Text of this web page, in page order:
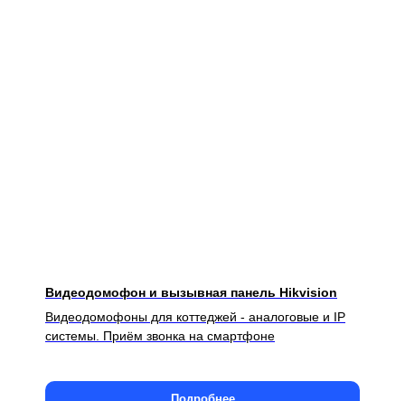
Видеодомофон и вызывная панель Hikvision
Видеодомофоны для коттеджей - аналоговые и IP
системы. Приём звонка на смартфоне